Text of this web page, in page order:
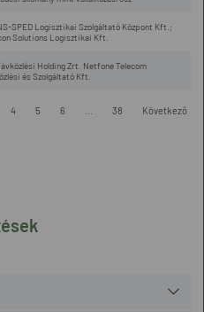
SPED Logisztikai Szolgáltató Központ Kft.;
Solutions Logisztikai Kft.
Holding Zrt. Netfone Telecom
és Szolgáltató Kft.
4 5 6 38 Következő